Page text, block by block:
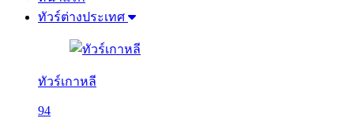
ทัวร์ต่างประเทศ
ทัวร์เกาหลี
94